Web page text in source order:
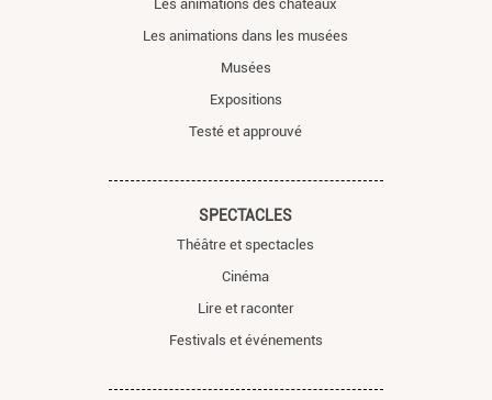
Les animations des châteaux
Les animations dans les musées
Musées
Expositions
Testé et approuvé
SPECTACLES
Théâtre et spectacles
Cinéma
Lire et raconter
Festivals et événements